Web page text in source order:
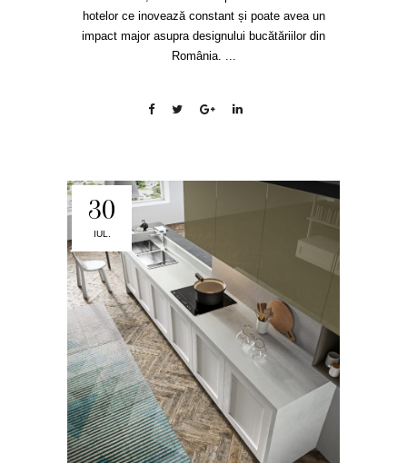
hotelor ce inovează constant și poate avea un
impact major asupra designului bucătăriilor din
România. ...
30
IUL.